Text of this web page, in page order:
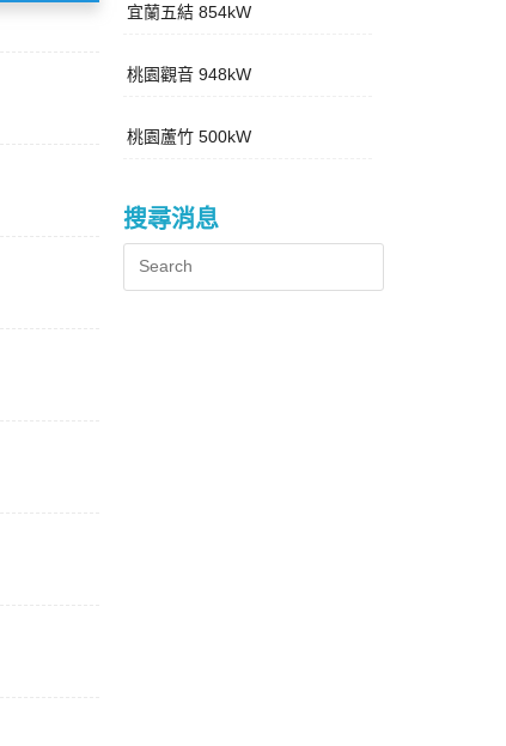
宜蘭五結 854kW
桃園觀音 948kW
桃園蘆竹 500kW
搜尋消息